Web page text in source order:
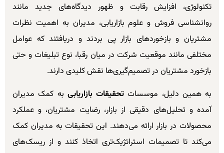
تکنولوژی، افزایش رقابت و ظهور دیدگاه‌های جدید مانند
روانشناسی فروش و علوم بازاریابی، مدیران به اهمیت نظرات
مشتریان و بازخوردهای بازار پی بردند و دریافتند که عوامل
مختلفی مانند موقعیت شرکت در میان رقبا، نوع تبلیغات و حتی
بازخورد مشتریان در تصمیم‌گیری‌ها نقش کلیدی دارند.
به همین دلیل، موسسات تحقیقات بازاریابی به کمک مدیران
آمده و تحلیل‌های دقیقی از بازار، رضایت مشتریان، و عملکرد
محصولات در بازار ارائه می‌دهند. این تحقیقات به مدیران کمک
می‌کند تا تصمیمات استراتژیک‌تری اتخاذ کنند و از ریسک‌های